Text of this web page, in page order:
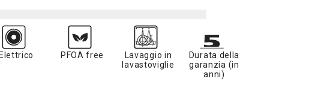
Elettrico PFOA free
Lavaggio in
lavastoviglie
Durata della
garanzia (in
anni)